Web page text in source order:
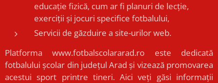
educație fizică, cum ar fi planuri de lecție,
exerciții și jocuri specifice fotbalului,
Servicii de găzduire a site-urilor web.
Platforma www.fotbalscolararad.ro este dedicată
fotbalului școlar din județul Arad și vizează promovarea
acestui sport printre tineri. Aici veți găsi informații